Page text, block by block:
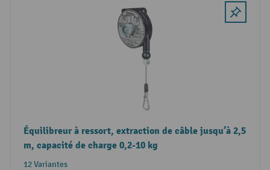
Équilibreur à ressort, extraction de câble jusqu’à 2,5
m, capacité de charge 0,2-10 kg
12 Variantes